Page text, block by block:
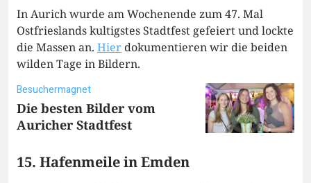
In Aurich wurde am Wochenende zum 47. Mal
Ostfrieslands kultigstes Stadtfest gefeiert und lockte
die Massen an. Hier dokumentieren wir die beiden
wilden Tage in Bildern.
Besuchermagnet
Die besten Bilder vom
Auricher Stadtfest
15. Hafenmeile in Emden